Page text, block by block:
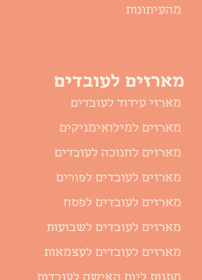
מהעיתונות
מארזים לעובדים
מארזי עידוד לעובדים
מארזים למילואימניקים
מארזים לחנוכה לעובדים
מארזים לעובדים לפורים
מארזים לעובדים לפסח
מארזים לעובדים לשבועות
מארזים לעובדים לעצמאות
מתנות ליום האישה לעובדות